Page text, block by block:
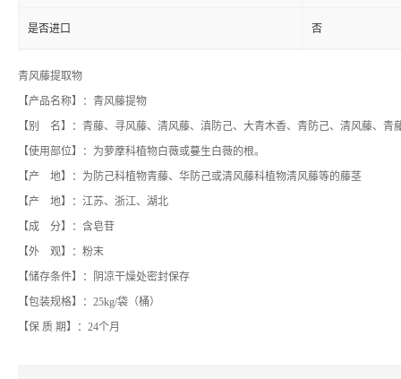
是否进口 否
青风藤提取物
【产品名称】：青风藤提物
【别 名】：青藤、寻风藤、清风藤、滇防己、大青木香、青防己、清风藤、青
【使用部位】：为萝藦科植物白薇或蔓生白薇的根。
【产 地】：为防己科植物青藤、华防己或清风藤科植物清风藤等的藤茎
【产 地】：江苏、浙江、湖北
【成 分】：含皂苷
【外 观】：粉末
【储存条件】：阴凉干燥处密封保存
【包装规格】：25kg/袋（桶）
【保 质 期】：24个月